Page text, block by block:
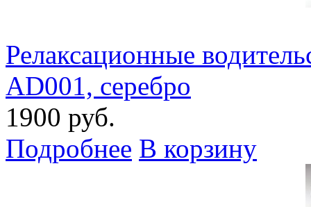
Релаксационные
AD001, серебро
1900 руб.
Подробнее В корзину